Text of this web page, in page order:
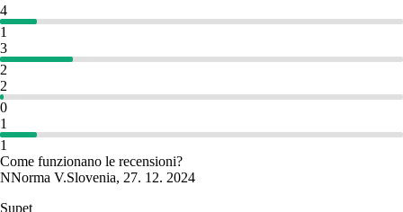
4
1
3
2
2
0
1
1
Come funzionano le recensioni?
NNorma V.Slovenia, 27. 12. 2024
Supet